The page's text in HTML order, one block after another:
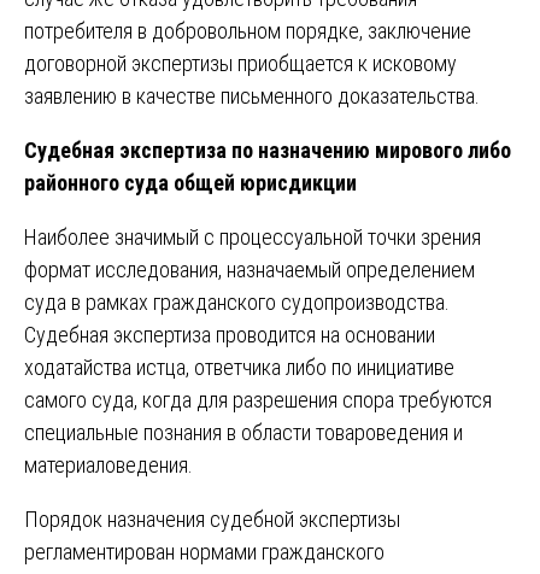
потребителя в добровольном порядке, заключение
договорной экспертизы приобщается к исковому
заявлению в качестве письменного доказательства.
Судебная экспертиза по назначению мирового либо
районного суда общей юрисдикции
Наиболее значимый с процессуальной точки зрения
формат исследования, назначаемый определением
суда в рамках гражданского судопроизводства.
Судебная экспертиза проводится на основании
ходатайства истца, ответчика либо по инициативе
самого суда, когда для разрешения спора требуются
специальные познания в области товароведения и
материаловедения.
Порядок назначения судебной экспертизы
регламентирован нормами гражданского